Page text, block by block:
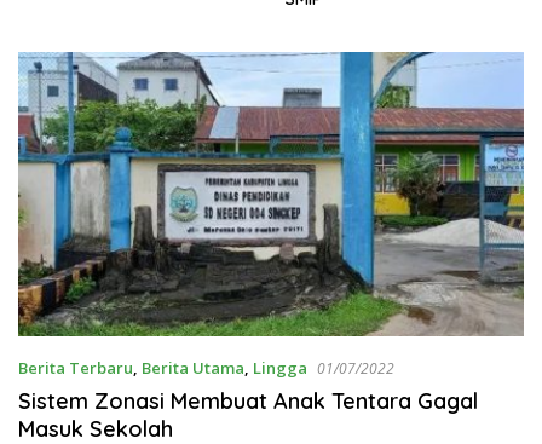
Berita Terbaru, Berita Utama, Lingga 01/07/2022
Sistem Zonasi Membuat Anak Tentara Gagal
Masuk Sekolah